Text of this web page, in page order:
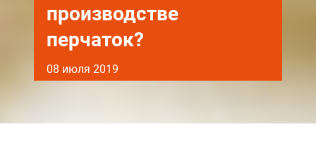
производстве
перчаток?
08 июля 2019